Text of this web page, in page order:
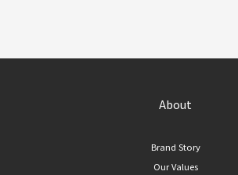
About
Brand Story
Our Values